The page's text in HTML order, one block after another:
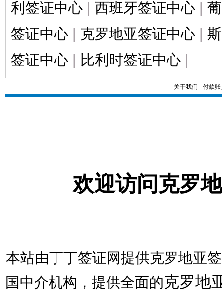
利签证中心 | 西班牙签证中心 |
签证中心 | 克罗地亚签证中心 |
签证中心 | 比利时签证中心 |
关于我们 - 付款账
欢迎访问克罗
本站由丁丁签证网提供克罗地亚
国中介机构，提供全面的克罗地